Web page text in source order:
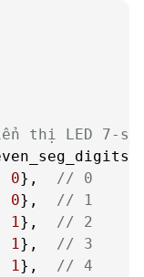
thị LED 7-
0}, // 0
0}, // 1
1}, // 2
1}, // 3
1}, // 4